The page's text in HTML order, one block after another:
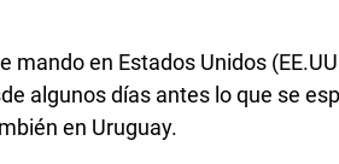
mando en Estados Unidos
algunos días antes lo que se
en Uruguay.